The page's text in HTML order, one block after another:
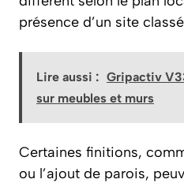
présence d’un site
Lire aussi : Gripactiv
sur meubles et murs
Certaines finitions,
ou l’ajout de parois,